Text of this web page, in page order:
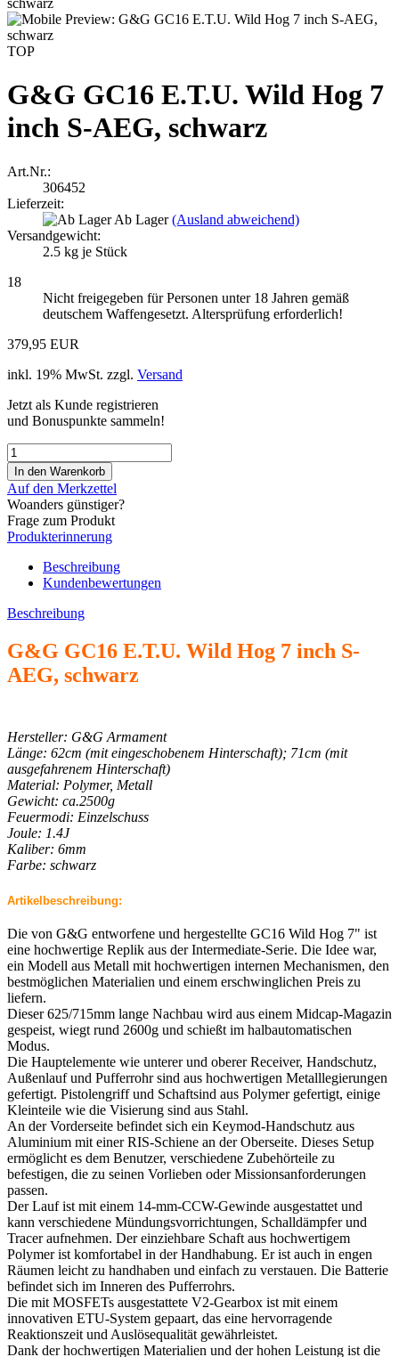
TOP
G&G GC16 E.T.U. Wild Hog 7
inch S-AEG, schwarz
Art.Nr.:
306452
Lieferzeit:
Ab Lager(Ausland abweichend)
Versandgewicht:
2.5 kg je Stück
18
Nicht freigegeben für Personen unter 18 Jahren gemäß
deutschem Waffengesetzt. Altersprüfung erforderlich!
379,95 EUR
inkl. 19% MwSt. zzgl. Versand
Jetzt als Kunde registrieren
und Bonuspunkte sammeln!
Auf den Merkzettel
Woanders günstiger?
Frage zum Produkt
Produkterinnerung
Beschreibung
Kundenbewertungen
Beschreibung
G&G GC16 E.T.U. Wild Hog 7 inch S-
AEG, schwarz
Hersteller: G&G Armament
Länge: 62cm (mit eingeschobenem Hinterschaft); 71cm (mit
ausgefahrenem Hinterschaft)
Material: Polymer, Metall
Gewicht: ca.2500g
Feuermodi: Einzelschuss
Joule: 1.4J
Kaliber: 6mm
Farbe: schwarz
Artikelbeschreibung:
Die von G&G entworfene und hergestellte GC16 Wild Hog 7" ist
eine hochwertige Replik aus der Intermediate-Serie. Die Idee war,
ein Modell aus Metall mit hochwertigen internen Mechanismen, den
bestmöglichen Materialien und einem erschwinglichen Preis zu
liefern.
Dieser 625/715mm lange Nachbau wird aus einem Midcap-Magazin
gespeist, wiegt rund 2600g und schießt im halbautomatischen
Modus.
Die Hauptelemente wie unterer und oberer Receiver, Handschutz,
Außenlauf und Pufferrohr sind aus hochwertigen Metalllegierungen
gefertigt. Pistolengriff und Schaftsind aus Polymer gefertigt, einige
Kleinteile wie die Visierung sind aus Stahl.
An der Vorderseite befindet sich ein Keymod-Handschutz aus
Aluminium mit einer RIS-Schiene an der Oberseite. Dieses Setup
ermöglicht es dem Benutzer, verschiedene Zubehörteile zu
befestigen, die zu seinen Vorlieben oder Missionsanforderungen
passen.
Der Lauf ist mit einem 14-mm-CCW-Gewinde ausgestattet und
kann verschiedene Mündungsvorrichtungen, Schalldämpfer und
Tracer aufnehmen. Der einziehbare Schaft aus hochwertigem
Polymer ist komfortabel in der Handhabung. Er ist auch in engen
Räumen leicht zu handhaben und einfach zu verstauen. Die Batterie
befindet sich im Inneren des Pufferrohrs.
Die mit MOSFETs ausgestattete V2-Gearbox ist mit einem
innovativen ETU-System gepaart, das eine hervorragende
Reaktionszeit und Auslösequalität gewährleistet.
Dank der hochwertigen Materialien und der hohen Leistung ist die